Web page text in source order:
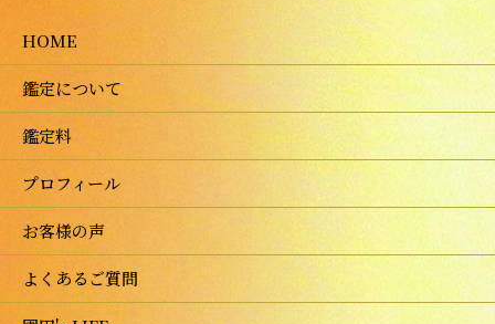
HOME
鑑定について
鑑定料
プロフィール
お客様の声
よくあるご質問